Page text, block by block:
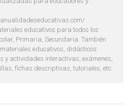
educativos para todos los
Primaria, Secundaria. También
educativos, didácticos:
y actividades interactivas, exámenes,
fichas descriptivas, tutoriales, etc.